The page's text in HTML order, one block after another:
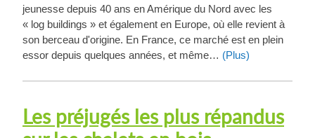
jeunesse depuis 40 ans en Amérique du Nord avec les
« log buildings » et également en Europe, où elle revient à
son berceau d'origine. En France, ce marché est en plein
essor depuis quelques années, et même… (Plus)
Les préjugés les plus répandus